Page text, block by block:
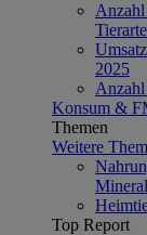
Anzahl
2025
Konsum &
Themen
Weitere
Top Report